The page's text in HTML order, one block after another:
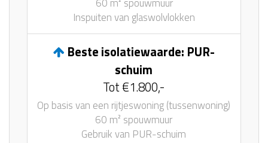
60 m² spouwmuur
Inspuiten van glaswolvlokken
Beste isolatiewaarde: PUR-
schuim
Tot €1.800,-
Op basis van een rijtjeswoning (tussenwoning)
60 m² spouwmuur
Gebruik van PUR-schuim